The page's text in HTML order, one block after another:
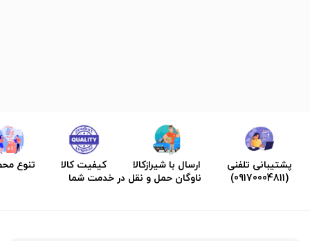
پشتیبانی تلفنی
(09170004811)
ارسال با شیرازکالا
ناوگان حمل و نقل در خدمت شما
کیفیت کالا تنوع